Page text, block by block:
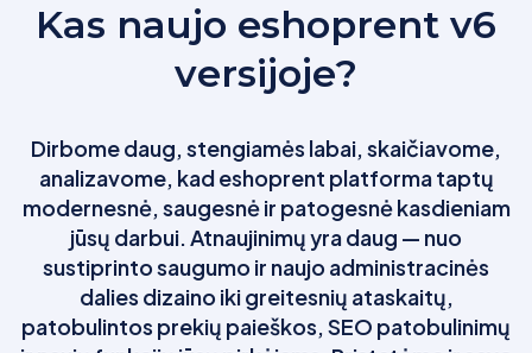
Kas naujo eshoprent v6
versijoje?
Dirbome daug, stengiamės labai, skaičiavome,
analizavome, kad eshoprent platforma taptų
modernesnė, saugesnė ir patogesnė kasdieniam
jūsų darbui. Atnaujinimų yra daug — nuo
sustiprinto saugumo ir naujo administracinės
dalies dizaino iki greitesnių ataskaitų,
patobulintos prekių paieškos, SEO patobulinimų